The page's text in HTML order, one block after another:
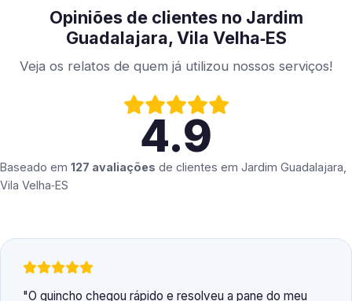
Opiniões de clientes no Jardim
Guadalajara, Vila Velha‑ES
Veja os relatos de quem já utilizou nossos serviços!
4.9
Baseado em 127 avaliações de clientes em Jardim Guadalajara,
Vila Velha‑ES
O guincho chegou rápido e resolveu a pane do meu